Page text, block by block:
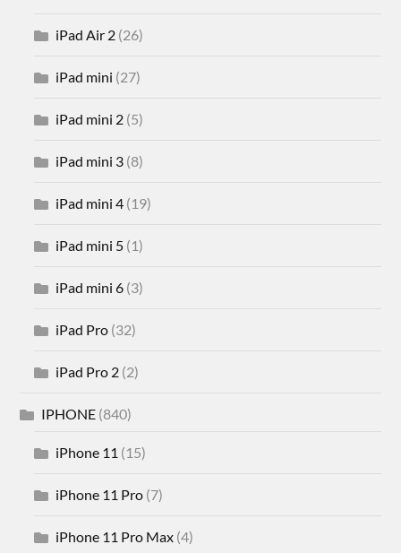
iPad Air 2 (26)
iPad mini (27)
iPad mini 2 (5)
iPad mini 3 (8)
iPad mini 4 (19)
iPad mini 5 (1)
iPad mini 6 (3)
iPad Pro (32)
iPad Pro 2 (2)
IPHONE (840)
iPhone 11 (15)
iPhone 11 Pro (7)
iPhone 11 Pro Max (4)